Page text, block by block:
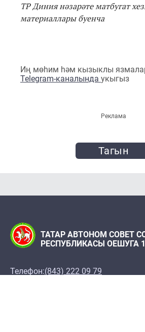
ТР Диния нәзарәте матбугат
материаллары буенча
Иң мөһим һәм кызыклы
Telegram-каналында укыгыз
Реклама
Тагын
ТАТАР АВТОНОМ СОВЕТ
РЕСПУБЛИКАСЫ ОЕШУГА
Телефон:(843) 222 09 79